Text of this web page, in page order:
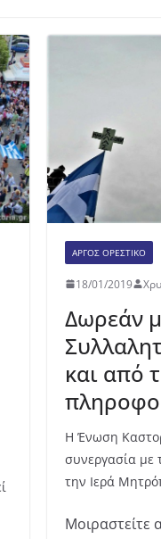
ΆΡΓΟΣ ΟΡΕΣΤΙΚΌ
18/01/2019
Δωρεάν
και από
Η Ένωση
συνεργασία με
την Ιερά
Μοιραστείτε